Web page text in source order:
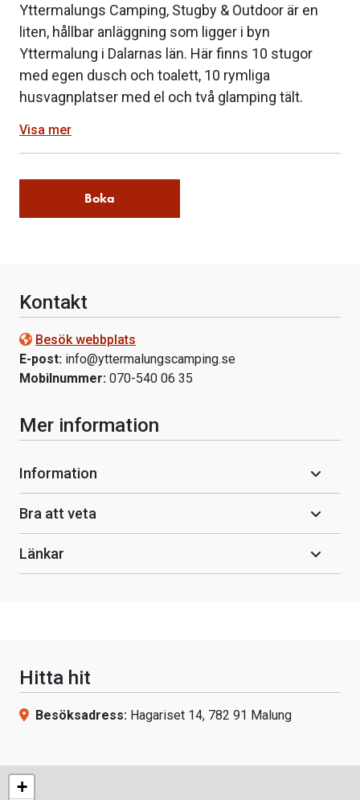
Yttermalungs Camping, Stugby & Outdoor är en
liten, hållbar anläggning som ligger i byn
Yttermalung i Dalarnas län. Här finns 10 stugor
med egen dusch och toalett, 10 rymliga
husvagnplatser med el och två glamping tält.
Visa mer
Boka
Kontakt
Besök webbplats
E-post: info@yttermalungscamping.se
Mobilnummer: 070-540 06 35
Mer information
Information
Bra att veta
Länkar
Hitta hit
Besöksadress: Hagariset 14, 782 91 Malung
+